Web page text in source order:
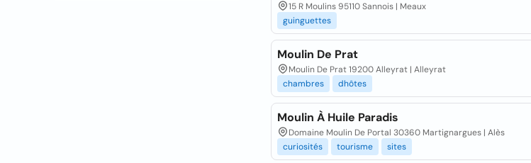
15 R Moulins 95110 Sannois | Meaux
guinguettes
Moulin De Prat
Moulin De Prat 19200 Alleyrat | Alleyrat
chambres
dhôtes
Moulin À Huile Paradis
Domaine Moulin De Portal 30360 Martignargues | Alès
curiosités
tourisme sites